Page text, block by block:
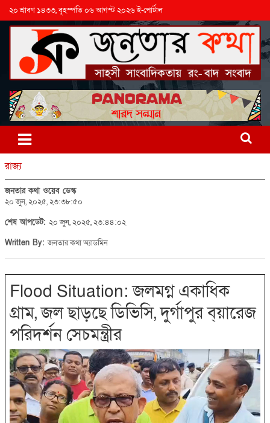
২০ শ্রাবণ ১৪৩৩, বৃহস্পতি ০৬ আগস্ট ২০২৬ ই-পোর্টাল
রাজ্য
জনতার কথা ওয়েব ডেস্ক
২০ জুন, ২০২৫, ২৩:৩৮:৫০
শেষ আপডেট: ২০ জুন, ২০২৫, ২৩:৪৪:০২
Written By:জনতার কথা অ্যাডমিন
Flood Situation: জলমগ্ন একাধিক
গ্রাম, জল ছাড়ছে ডিভিসি, দুর্গাপুর ব্য়ারেজ
পরিদর্শন সেচমন্ত্রীর